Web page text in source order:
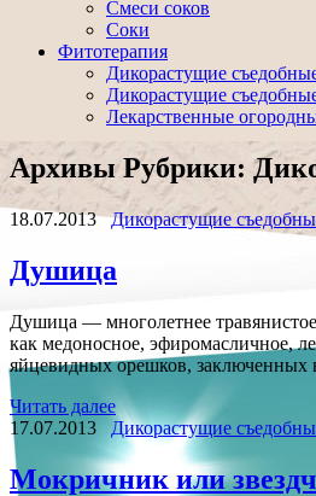
Смеси соков
Соки
Фитотерапия
Дикорастущие
Дикорастущие
Лекарственные
Архивы Рубрики:
18.07.2013 Дикорастущие
Душица
Душица — многолетнее
как медоносное, эфиромасличное,
яйцевидных орешков, заключенных
Читать далее
17.07.2013
Дикорастущие
Мокричник или